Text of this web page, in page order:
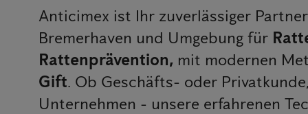
Anticimex ist Ihr zuverlässiger
Bremerhaven und Umgebung für
Rattenprävention, mit modernen
Gift. Ob Geschäfts- oder
Unternehmen - unsere erfahrenen